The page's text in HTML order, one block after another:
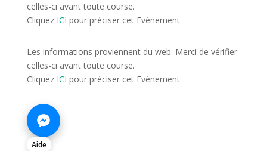
celles-ci avant toute course.
Cliquez ICI pour préciser cet Evènement
Les informations proviennent du web. Merci de vérifier
celles-ci avant toute course.
Cliquez ICI pour préciser cet Evènement
Aide